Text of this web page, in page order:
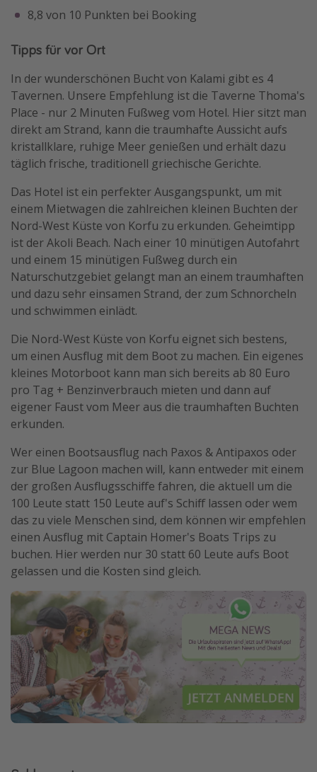
8,8 von 10 Punkten bei Booking
Tipps für vor Ort
In der wunderschönen Bucht von Kalami gibt es 4
Tavernen. Unsere Empfehlung ist die Taverne Thoma's
Place - nur 2 Minuten Fußweg vom Hotel. Hier sitzt man
direkt am Strand, kann die traumhafte Aussicht aufs
kristallklare, ruhige Meer genießen und erhält dazu
täglich frische, traditionell griechische Gerichte.
Das Hotel ist ein perfekter Ausgangspunkt, um mit
einem Mietwagen die zahlreichen kleinen Buchten der
Nord-West Küste von Korfu zu erkunden. Geheimtipp
ist der Akoli Beach. Nach einer 10 minütigen Autofahrt
und einem 15 minütigen Fußweg durch ein
Naturschutzgebiet gelangt man an einem traumhaften
und dazu sehr einsamen Strand, der zum Schnorcheln
und schwimmen einlädt.
Die Nord-West Küste von Korfu eignet sich bestens,
um einen Ausflug mit dem Boot zu machen. Ein eigenes
kleines Motorboot kann man sich bereits ab 80 Euro
pro Tag + Benzinverbrauch mieten und dann auf
eigener Faust vom Meer aus die traumhaften Buchten
erkunden.
Wer einen Bootsausflug nach Paxos & Antipaxos oder
zur Blue Lagoon machen will, kann entweder mit einem
der großen Ausflugsschiffe fahren, die aktuell um die
100 Leute statt 150 Leute auf's Schiff lassen oder wem
das zu viele Menschen sind, dem können wir empfehlen
einen Ausflug mit Captain Homer's Boats Trips zu
buchen. Hier werden nur 30 statt 60 Leute aufs Boot
gelassen und die Kosten sind gleich.